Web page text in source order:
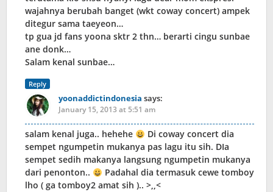
wajahnya berubah banget (wkt coway concert) ampek
ditegur sama taeyeon…
tp gua jd fans yoona sktr 2 thn… berarti cingu sunbae
ane donk…
Salam kenal sunbae…
Reply
yoonaddictindonesia says:
January 15, 2013 at 5:51 am
salam kenal juga.. hehehe
Di coway concert dia
sempet ngumpetin mukanya pas lagu itu sih. DIa
sempet sedih makanya langsung ngumpetin mukanya
dari penonton..
Padahal dia termasuk cewe tomboy
lho ( ga tomboy2 amat sih ).. >,,<